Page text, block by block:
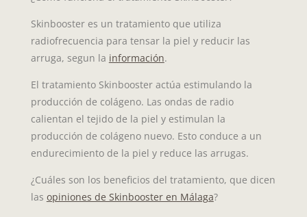
Skinbooster es un tratamiento que utiliza
radiofrecuencia para tensar la piel y reducir las
arruga, segun la información.
El tratamiento Skinbooster actúa estimulando la
producción de colágeno. Las ondas de radio
calientan el tejido de la piel y estimulan la
producción de colágeno nuevo. Esto conduce a un
endurecimiento de la piel y reduce las arrugas.
¿Cuáles son los beneficios del tratamiento, que dicen
las opiniones de Skinbooster en Málaga?